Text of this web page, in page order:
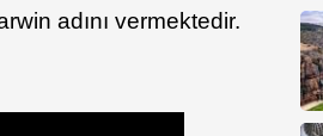
adını vermektedir.